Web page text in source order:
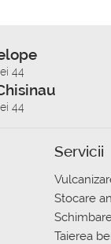
44
44
Servicii
Stocare
Taierea